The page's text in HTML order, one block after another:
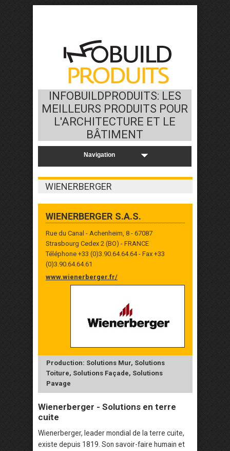
INFOBUILDPRODUITS: LES
MEILLEURS PRODUITS POUR
L'ARCHITECTURE ET LE
BÂTIMENT
WIENERBERGER
WIENERBERGER S.A.S.
Rue du Canal - Achenheim, 8 - 67087
Strasbourg Cedex 2 (BO) - FRANCE
Téléphone +33 (0)3.90.64.64.64 - Fax +33
(0)3.90.64.64.61
www.wienerberger.fr/
Production: Solutions Mur, Solutions
Toiture, Solutions Façade, Solutions
Pavage
Wienerberger - Solutions en terre
cuite
Wienerberger, leader mondial de la terre cuite,
existe depuis 1819. Son savoir-faire humain et